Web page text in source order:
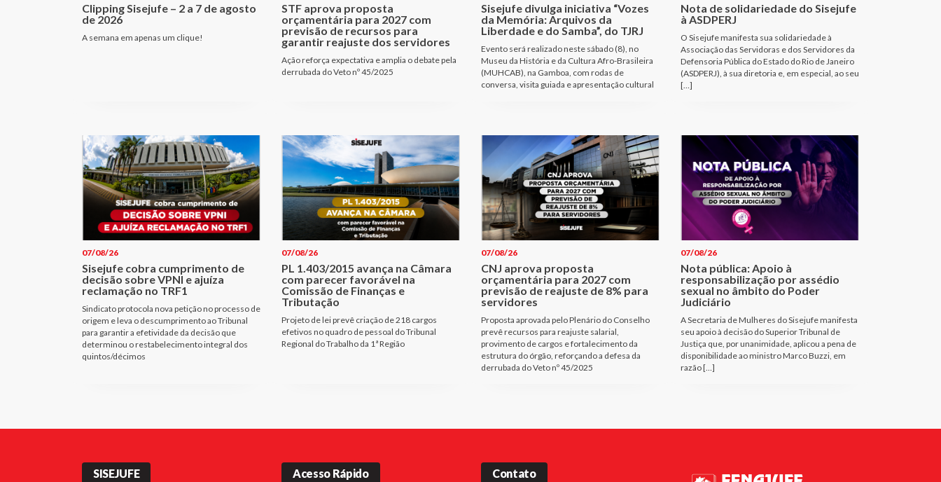
Clipping Sisejufe – 2 a 7 de agosto
de 2026
A semana em apenas um clique!
STF aprova proposta
orçamentária para 2027 com
previsão de recursos para
garantir reajuste dos servidores
Ação reforça expectativa e amplia o debate pela
derrubada do Veto nº 45/2025
Sisejufe divulga iniciativa “Vozes
da Memória: Arquivos da
Liberdade e do Samba”, do TJRJ
Evento será realizado neste sábado (8), no
Museu da História e da Cultura Afro-Brasileira
(MUHCAB), na Gamboa, com rodas de
conversa, visita guiada e apresentação cultural
Nota de solidariedade do Sisejufe
à ASDPERJ
O Sisejufe manifesta sua solidariedade à
Associação das Servidoras e dos Servidores da
Defensoria Pública do Estado do Rio de Janeiro
(ASDPERJ), à sua diretoria e, em especial, ao seu
[…]
07/08/26
Sisejufe cobra cumprimento de
decisão sobre VPNI e ajuíza
reclamação no TRF1
Sindicato protocola nova petição no processo de
origem e leva o descumprimento ao Tribunal
para garantir a efetividade da decisão que
determinou o restabelecimento integral dos
quintos/décimos
07/08/26
PL 1.403/2015 avança na Câmara
com parecer favorável na
Comissão de Finanças e
Tributação
Projeto de lei prevê criação de 218 cargos
efetivos no quadro de pessoal do Tribunal
Regional do Trabalho da 1ª Região
07/08/26
CNJ aprova proposta
orçamentária para 2027 com
previsão de reajuste de 8% para
servidores
Proposta aprovada pelo Plenário do Conselho
prevê recursos para reajuste salarial,
provimento de cargos e fortalecimento da
estrutura do órgão, reforçando a defesa da
derrubada do Veto nº 45/2025
07/08/26
Nota pública: Apoio à
responsabilização por assédio
sexual no âmbito do Poder
Judiciário
A Secretaria de Mulheres do Sisejufe manifesta
seu apoio à decisão do Superior Tribunal de
Justiça que, por unanimidade, aplicou a pena de
disponibilidade ao ministro Marco Buzzi, em
razão […]
SISEJUFE Acesso Rápido Contato